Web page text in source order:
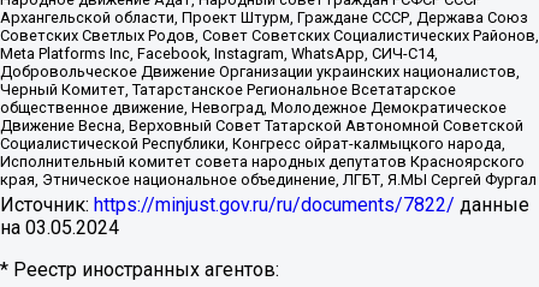
Архангельской области, Проект Штурм, Граждане СССР, Держава Союз
Советских Светлых Родов, Совет Советских Социалистических Районов,
Meta Platforms Inc, Facebook, Instagram, WhatsApp, СИЧ-С14,
Добровольческое Движение Организации украинских националистов,
Черный Комитет, Татарстанское Региональное Всетатарское
общественное движение, Невоград, Молодежное Демократическое
Движение Весна, Верховный Совет Татарской Автономной Советской
Социалистической Республики, Конгресс ойрат-калмыцкого народа,
Исполнительный комитет совета народных депутатов Красноярского
края, Этническое национальное объединение, ЛГБТ, Я.МЫ Сергей Фургал
Источник: https://minjust.gov.ru/ru/documents/7822/ данные
на 03.05.2024
* Реестр иностранных агентов: